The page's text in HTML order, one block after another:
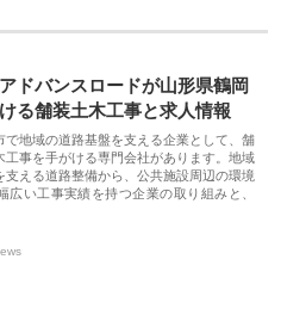
ドバンスロードが山形県鶴岡
る舗装土木工事と求人情報
で地域の道路基盤を支える企業として、舗
工事を手がける専門会社があります。地域
支える道路整備から、公共施設周辺の環境
広い工事実績を持つ企業の取り組みと、